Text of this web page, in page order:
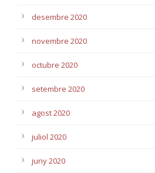
desembre 2020
novembre 2020
octubre 2020
setembre 2020
agost 2020
juliol 2020
juny 2020